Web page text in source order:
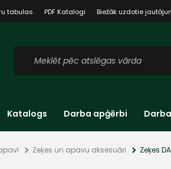
tabulas PDF Katalogi Biežāk uzdotie
Katalogs Darba apģērbi
Zeķes un apavu aksesuāri Zeķes